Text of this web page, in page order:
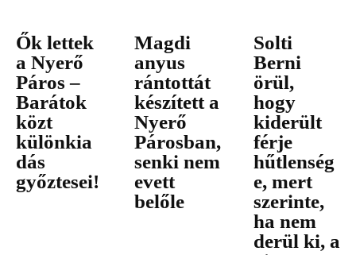
Ők lettek
a Nyerő
Páros –
Barátok
közt
különkia
dás
győztesei!
Magdi
anyus
rántottát
készített a
Nyerő
Párosban,
senki nem
evett
belőle
Solti
Berni
örül,
hogy
kiderült
férje
hűtlenség
e, mert
szerinte,
ha nem
derül ki, a